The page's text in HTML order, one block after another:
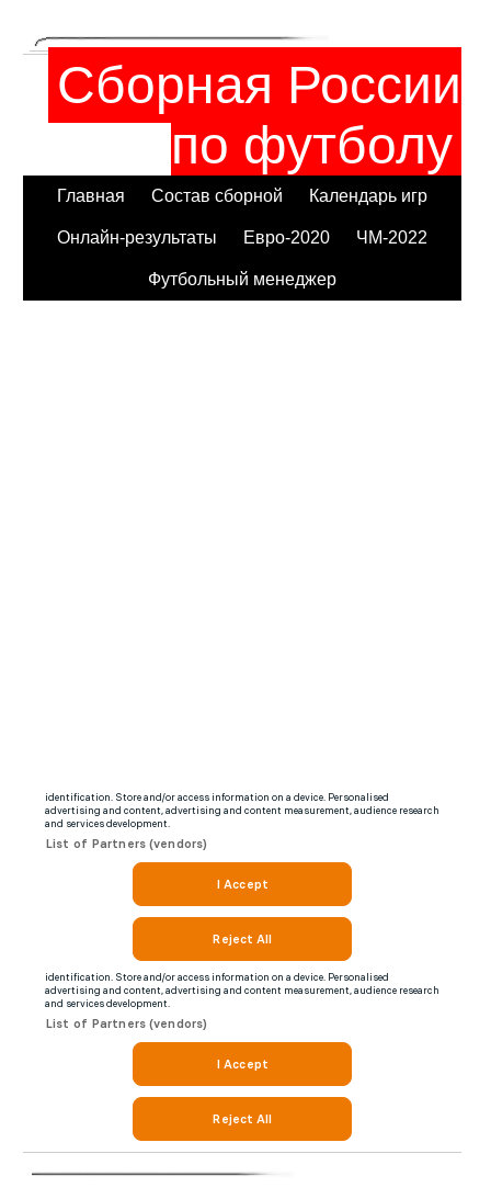
Сборная России
по футболу
Главная Состав сборной Календарь игр
Онлайн-результаты Евро-2020 ЧМ-2022
Футбольный менеджер